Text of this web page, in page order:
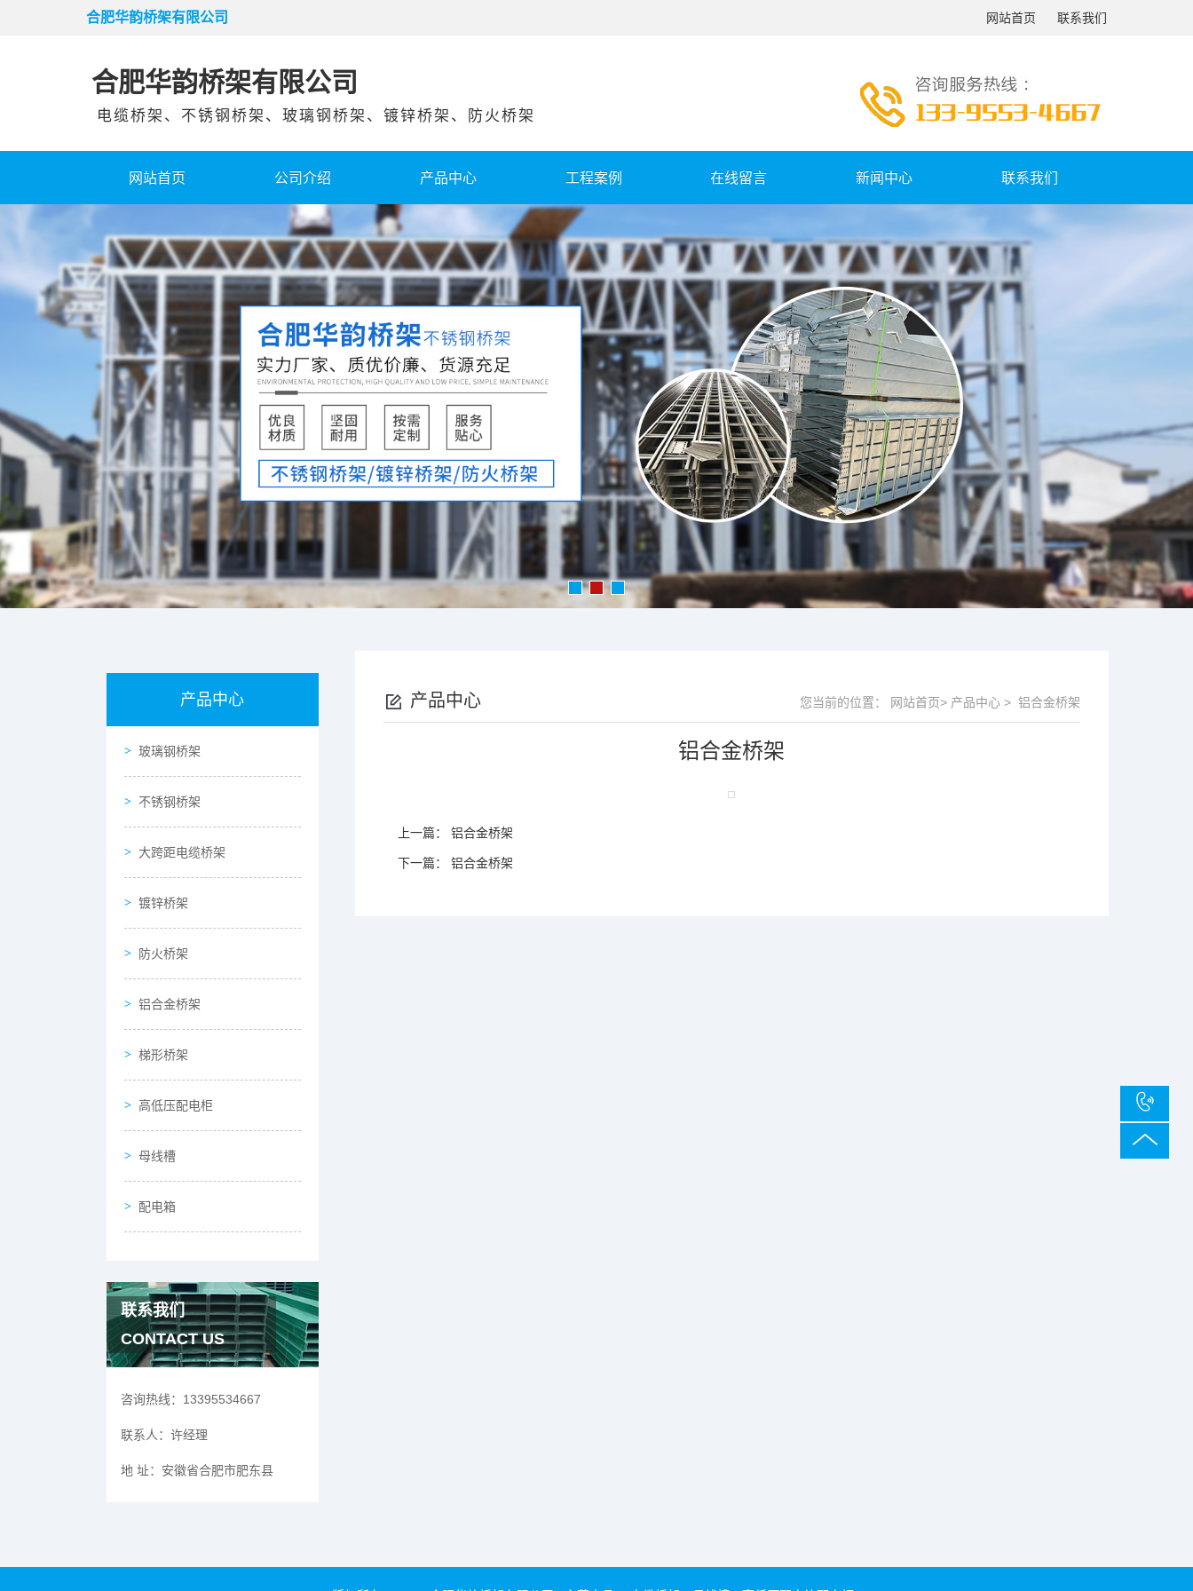
合肥华韵桥架有限公司 网站首页 联系我们
合肥华韵桥架有限公司
电缆桥架、不锈钢桥架、玻璃钢桥架、镀锌桥架、防火桥架
网站首页 公司介绍 产品中心 工程案例 在线留言 新闻中心 联系我们
产品中心
玻璃钢桥架
不锈钢桥架
大跨距电缆桥架
镀锌桥架
防火桥架
铝合金桥架
梯形桥架
高低压配电柜
母线槽
配电箱
联系我们
CONTACT US
咨询热线： 13395534667
联系人： 许经理
地 址： 安徽省合肥市肥东县
产品中心 您当前的位置： 网站首页> 产品中心 > 铝合金桥架
铝合金桥架
上一篇： 铝合金桥架
下一篇： 铝合金桥架